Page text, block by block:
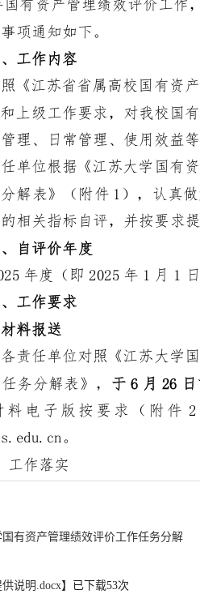
国有资产管理绩效评价工作任务分解
说明.docx】已下载53次